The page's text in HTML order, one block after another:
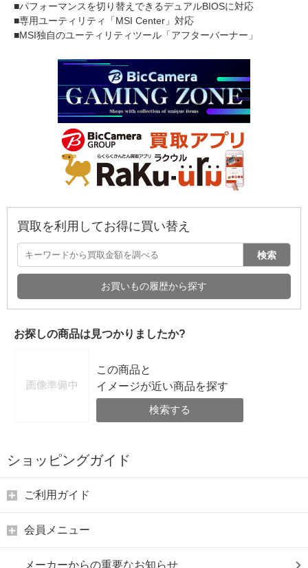
■パフォーマンスを切り替えできるデュアルBIOSに対応
■専用ユーティリティ「MSI Center」対応
■MSI独自のユーティリティツール「アフターバーナー」
買取を利用してお得に買い替え
検索
お買いもの履歴から探す
お探しの商品は見つかりましたか?
この商品と
イメージが近い商品を探す
検索する
ショッピングガイド
ご利用ガイド
会員メニュー
メーカーからの重要なお知らせ